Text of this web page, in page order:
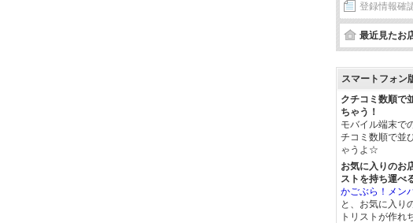
登録情報確
最近見たお
スマートフォン
クチコミ数順で
ちゃう！
モバイル端末で
チコミ数順で並
ゃうよ☆
お気に入りのお
ストを持ち運べ
かごぶら！メン
と、お気に入り
トリストが作れ